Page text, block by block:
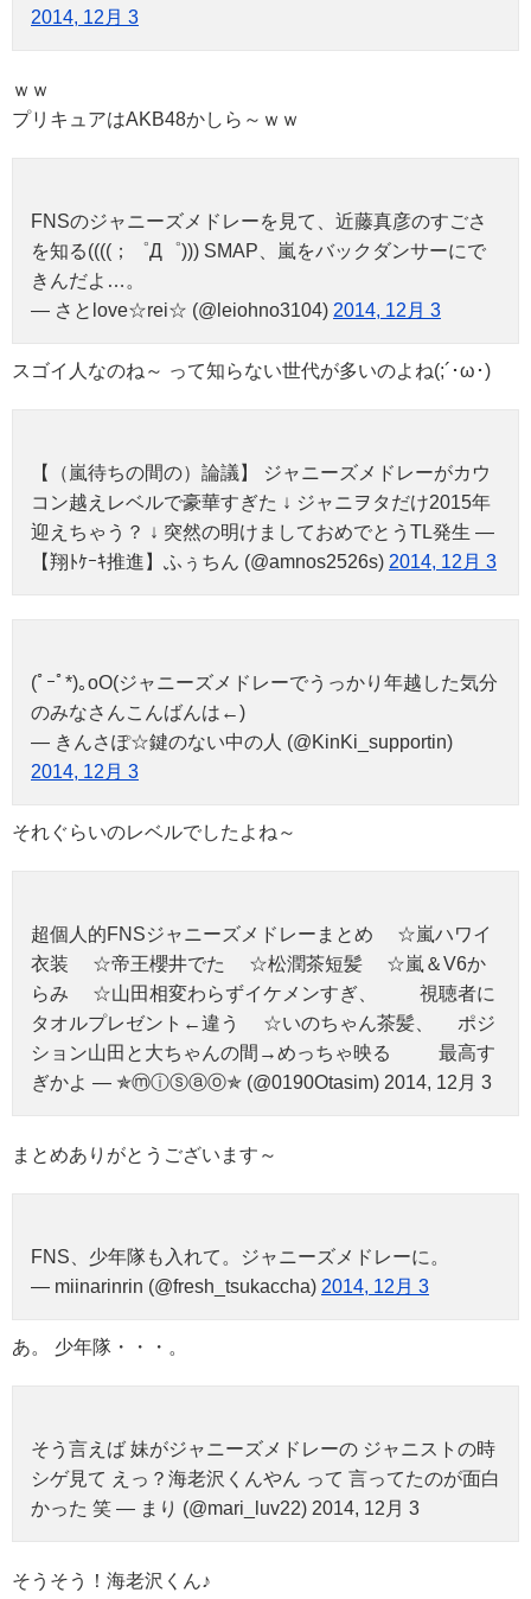
2014, 12月 3
ｗｗ
プリキュアはAKB48かしら～ｗｗ
FNSのジャニーズメドレーを見て、近藤真彦のすごさ
を知る((((；゜Д゜))) SMAP、嵐をバックダンサーにで
きんだよ…。
— さとlove☆rei☆ (@leiohno3104) 2014, 12月 3
スゴイ人なのね～ って知らない世代が多いのよね(;´･ω･)
【（嵐待ちの間の）論議】 ジャニーズメドレーがカウ
コン越えレベルで豪華すぎた ↓ ジャニヲタだけ2015年
迎えちゃう？ ↓ 突然の明けましておめでとうTL発生 —
【翔ﾄｹｰｷ推進】ふぅちん (@amnos2526s) 2014, 12月 3
(ﾟｰﾟ*)｡oO(ジャニーズメドレーでうっかり年越した気分
のみなさんこんばんは←)
— きんさぽ☆鍵のない中の人 (@KinKi_supportin)
2014, 12月 3
それぐらいのレベルでしたよね～
超個人的FNSジャニーズメドレーまとめ ☆嵐ハワイ
衣装 ☆帝王櫻井でた ☆松潤茶短髪 ☆嵐＆V6か
らみ ☆山田相変わらずイケメンすぎ、 視聴者に
タオルプレゼント←違う ☆いのちゃん茶髪、 ポジ
ション山田と大ちゃんの間→めっちゃ映る 最高す
ぎかよ — ✯ⓜⓘⓢⓐⓞ✯ (@0190Otasim) 2014, 12月 3
まとめありがとうございます～
FNS、少年隊も入れて。ジャニーズメドレーに。
— miinarinrin (@fresh_tsukaccha) 2014, 12月 3
あ。 少年隊・・・。
そう言えば 妹がジャニーズメドレーの ジャニストの時
シゲ見て えっ？海老沢くんやん って 言ってたのが面白
かった 笑 — まり (@mari_luv22) 2014, 12月 3
そうそう！海老沢くん♪